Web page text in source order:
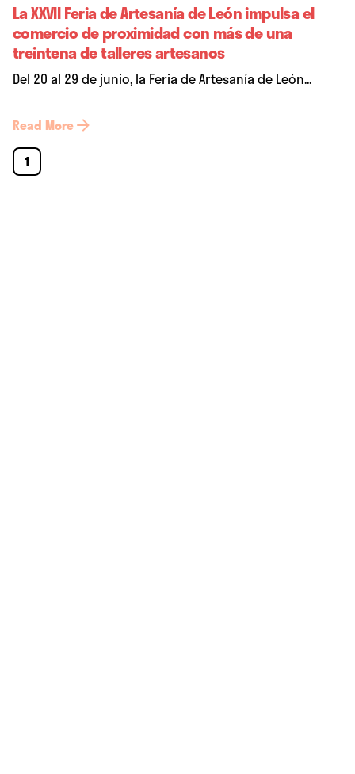
La XXVII Feria de Artesanía de León impulsa el
comercio de proximidad con más de una
treintena de talleres artesanos
Del 20 al 29 de junio, la Feria de Artesanía de León...
Read More
1